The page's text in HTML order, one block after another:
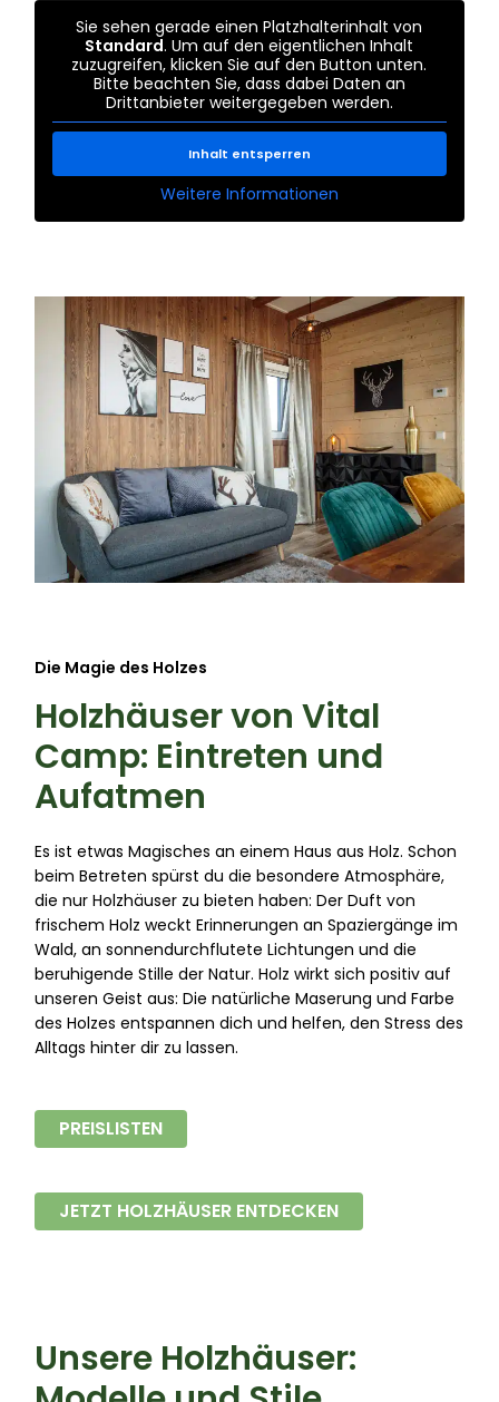
Sie sehen gerade einen Platzhalterinhalt von
Standard. Um auf den eigentlichen Inhalt
zuzugreifen, klicken Sie auf den Button unten.
Bitte beachten Sie, dass dabei Daten an
Drittanbieter weitergegeben werden.
Inhalt entsperren
Weitere Informationen
Die Magie des Holzes
Holzhäuser von Vital
Camp: Eintreten und
Aufatmen
Es ist etwas Magisches an einem Haus aus Holz. Schon
beim Betreten spürst du die besondere Atmosphäre,
die nur Holzhäuser zu bieten haben: Der Duft von
frischem Holz weckt Erinnerungen an Spaziergänge im
Wald, an sonnendurchflutete Lichtungen und die
beruhigende Stille der Natur. Holz wirkt sich positiv auf
unseren Geist aus: Die natürliche Maserung und Farbe
des Holzes entspannen dich und helfen, den Stress des
Alltags hinter dir zu lassen.
PREISLISTEN
JETZT HOLZHÄUSER ENTDECKEN
Unsere Holzhäuser: